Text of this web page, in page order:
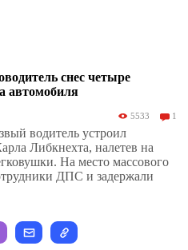
снес четыре
автомобиля
5533 1
водитель устроил
Либкнехта, налетев на
На место массового
ДПС и задержали